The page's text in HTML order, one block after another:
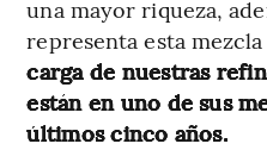
una mayor riqueza,
representa esta
carga de nuestras
están en uno de sus
últimos cinco años.